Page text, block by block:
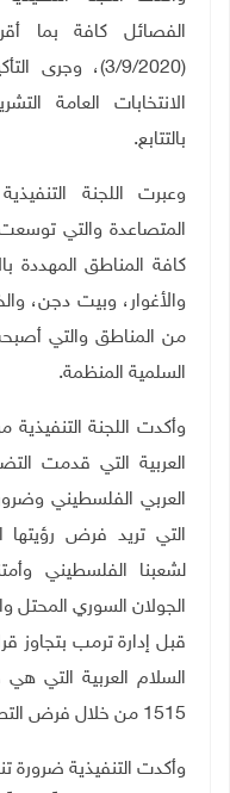
الفصائل كافة بما
(3/9/2020)،
الانتخابات العامة
بالتتابع.
وعبرت اللجنة
المتصاعدة والتي
كافة المناطق المهددة
والأغوار، وبيت دجن،
من المناطق والتي
السلمية المنظمة.
وأكدت اللجنة التنفيذية
العربية التي قدمت
العربي الفلسطيني
التي تريد فرض رؤيتها
لشعبنا الفلسطيني
الجولان السوري المحتل
قبل إدارة ترمب بتجاوز
السلام العربية التي
1515 من خلال فرض التطبيع الرسمي العربي الإسرائيلي.
وأكدت التنفيذية ضرورة